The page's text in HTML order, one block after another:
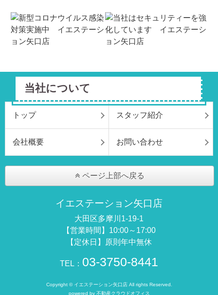
当社について
トップ スタッフ紹介
会社概要 お問い合わせ
ページ上部へ戻る
イエステーション矢口店
大田区多摩川1-19-1
【営業時間】10:00～17:00
【定休日】原則年中無休
TEL： 03-3750-8441
Copyright © イエステーション矢口店 All rights Reserved.
powered by 不動産クラウドオフィス